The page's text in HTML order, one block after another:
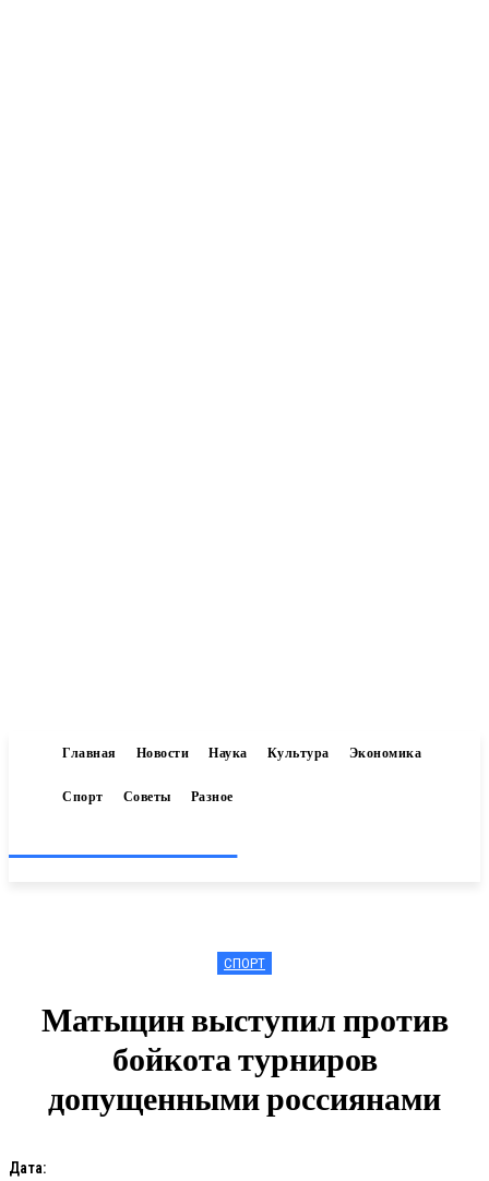
Главная Новости Наука Культура Экономика
Спорт Советы Разное
СПОРТ
Матыцин выступил против
бойкота турниров
допущенными россиянами
Дата: